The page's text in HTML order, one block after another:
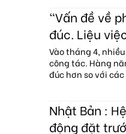
"Vấn đề về
đúc. Liệu
Vào tháng 4,
công tác. Hàng
đúc hơn so với
Nhật Bản :
động đặt